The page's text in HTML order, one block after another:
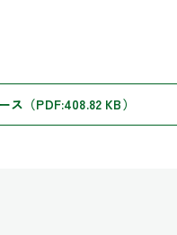
ス（PDF:408.82 KB）